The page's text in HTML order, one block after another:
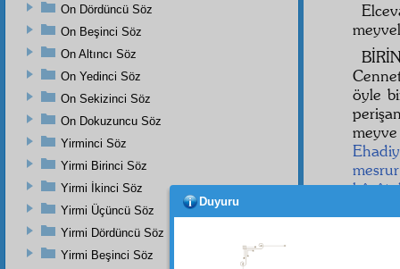
öyle
mesrur
hâcâtı
On Dördüncü Söz
On Beşinci Söz
On Altıncı Söz
On Yedinci Söz
On Sekizinci Söz
On Dokuzuncu Söz
Yirminci Söz
Yirmi Birinci Söz
Yirmi İkinci Söz
Yirmi Üçüncü Söz
Yirmi Dördüncü Söz
Yirmi Beşinci Söz
Duyuru